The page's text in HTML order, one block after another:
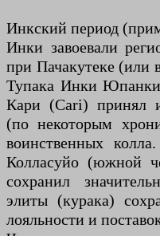
Инкский период
Инки завоевали
при Пачакутеке (или
Тупака Инки
Кари (Cari) принял
(по некоторым
воинственных
Колласуйо (южной
сохранил
элиты (курака)
лояльности и